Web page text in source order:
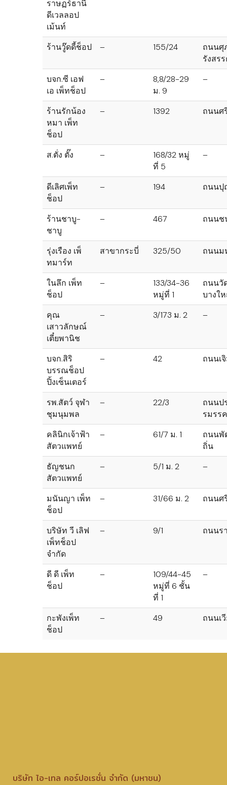
ราษฏร์ธานี
ดีเวลลอป
เม้นท์
ร้านวู๊ดดี้ช็อป
– 155/24
ถนนศุ
รังสร
บจก.ซี เอฟ
เอ เพ็ทช็อป
–
8,8/28-29
ม. 9
–
ร้านรักน้อง
หมา เพ็ท
ช็อป
– 1392 ถนนศ
ส.ตั่ง ตั๊ง –
168/32 หมู่
ที่ 5
–
ดีเลิศเพ็ท
ช็อป
– 194 ถนน
ร้านชาบู-
ชาบู
– 467 ถนนช
รุ่งเรือง เพ็
ทมาร์ท
สาขากระบี่ 325/50 ถนนม
ในลึก เพ็ท
ช็อป
–
133/34-36
หมู่ที่ 1
ถนนวั
บางใ
คุณ
เสาวลักษณ์
เตี๋ยพานิช
– 3/173 ม. 2 –
บจก.สิริ
บรรณช็อป
ปิ้งเซ็นเตอร์
– 42 ถนนเ
รพ.สัตว์ จุฬา
ชุมนุมพล
– 22/3
ถนนป
รมรร
คลินิกเจ้าฟ้า
สัตวแพทย์
– 61/7 ม. 1
ถนนพั
ถิ่น
ธัญชนก
สัตวแพทย์
– 5/1 ม. 2 –
มนันญา เพ็ท
ช็อป
– 31/66 ม. 2 ถนนศ
บริษัท วี เลิฟ
เพ็ทช็อป
จำกัด
– 9/1 ถนนร
ดี ดี เพ็ท
ช็อป
–
109/44-45
หมู่ที่ 6 ชั้น
ที่ 1
–
กะพังเพ็ท
ช็อป
– 49 ถนนเ
บริษัท ไอ-เทล คอร์ปอเรชั่น จำกัด (มหาชน)